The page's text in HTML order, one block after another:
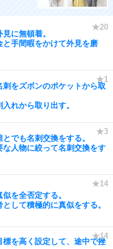
に無頓着。
手間暇をかけて外見を磨
をズボンのポケットから取
れから取り出す。
でも名刺交換をする。
人物に絞って名刺交換をす
を全否定する。
して積極的に真似をする。
を高く設定して、途中で挫